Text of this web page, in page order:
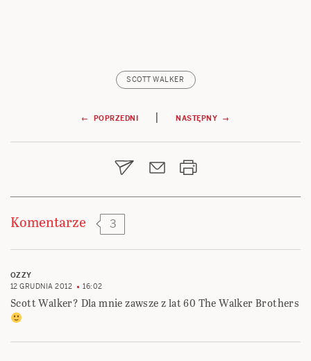
SCOTT WALKER
Nawigacja
wpisu
← POPRZEDNI | NASTĘPNY →
Komentarze 3
OZZY
12 GRUDNIA 2012
16:02
Scott Walker? Dla mnie zawsze z lat 60 The Walker Brothers